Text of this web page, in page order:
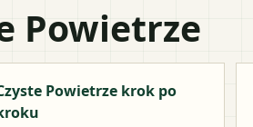
Powietrze
Powietrze krok po